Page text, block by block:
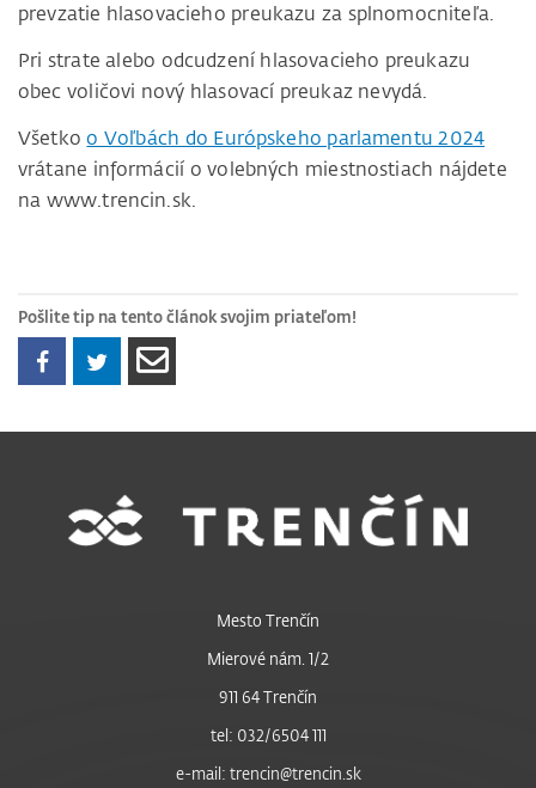
prevzatie hlasovacieho preukazu za splnomocniteľa.
Pri strate alebo odcudzení hlasovacieho preukazu
obec voličovi nový hlasovací preukaz nevydá.
Všetkoo Voľbách do Európskeho parlamentu 2024
vrátane informácií o volebných miestnostiach nájdete
na www.trencin.sk.
Pošlite tip na tento článok svojim priateľom!
Mesto Trenčín
Mierové nám. 1/2
911 64 Trenčín
tel: 032/6504 111
e-mail: trencin@trencin.sk